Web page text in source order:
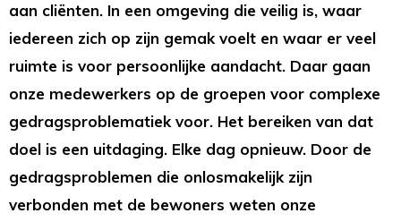
aan cliënten. In een omgeving die veilig is, waar
iedereen zich op zijn gemak voelt en waar er veel
ruimte is voor persoonlijke aandacht. Daar gaan
onze medewerkers op de groepen voor complexe
gedragsproblematiek voor. Het bereiken van dat
doel is een uitdaging. Elke dag opnieuw. Door de
gedragsproblemen die onlosmakelijk zijn
verbonden met de bewoners weten onze